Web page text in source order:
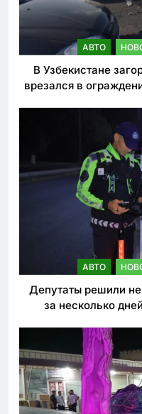
АВТО
В Узбекистане
врезался в
АВТО
Депутаты решили не
за несколько